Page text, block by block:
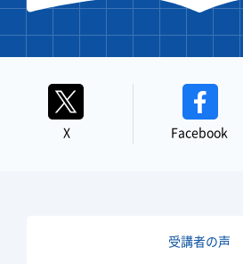
X Facebook
受講者の声